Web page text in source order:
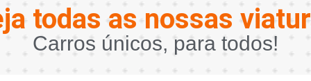
todas as nossas
Carros únicos, para todos!